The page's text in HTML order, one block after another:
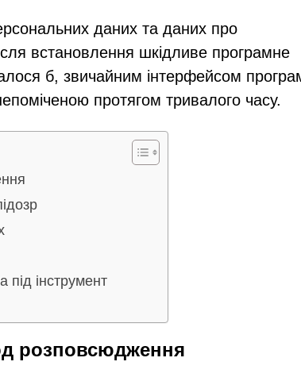
даних та даних про
встановлення шкідливе програмне
б, звичайним інтерфейсом
протягом тривалого часу.
під інструмент
розповсюдження